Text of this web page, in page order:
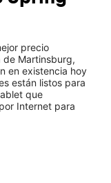
WV 25404
precio
de Martinsburg,
en existencia hoy
están listos para
que
Internet para